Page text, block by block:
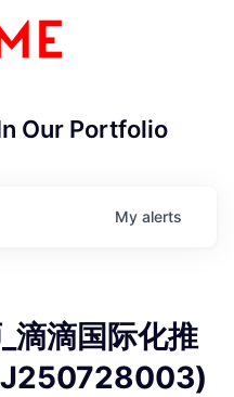
Our Portfolio
My alerts
滴滴国际化推